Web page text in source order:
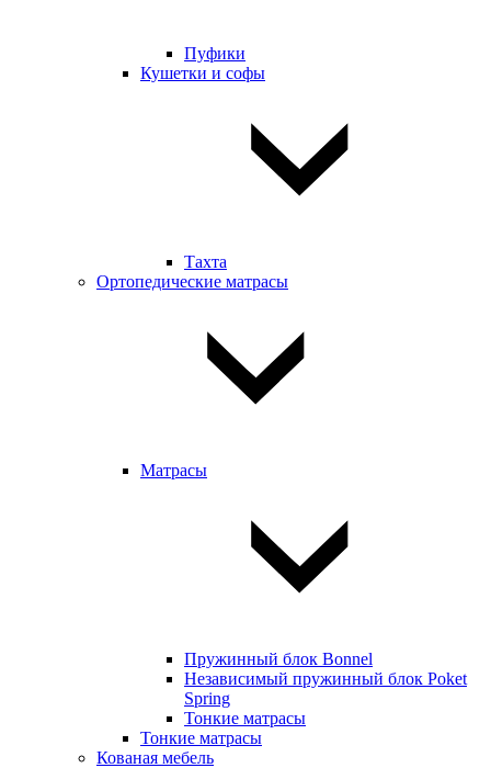
Пуфики
Кушетки и софы
Тахта
Ортопедические матрасы
Матрасы
Пружинный блок Bonnel
Независимый пружинный блок Poket
Spring
Тонкие матрасы
Тонкие матрасы
Кованая мебель